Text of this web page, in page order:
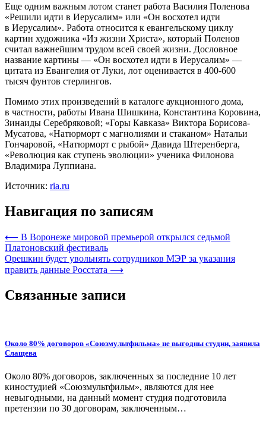
Еще одним важным лотом станет работа Василия Поленова
«Решили идти в Иерусалим» или «Он восхотел идти
в Иерусалим». Работа относится к евангельскому циклу
картин художника «Из жизни Христа», который Поленов
считал важнейшим трудом всей своей жизни. Дословное
название картины — «Он восхотел идти в Иерусалим» —
цитата из Евангелия от Луки, лот оценивается в 400-600
тысяч фунтов стерлингов.
Помимо этих произведений в каталоге аукционного дома,
в частности, работы Ивана Шишкина, Константина Коровина,
Зинаиды Серебряковой; «Горы Кавказа» Виктора Борисова-
Мусатова, «Натюрморт с магнолиями и стаканом» Натальи
Гончаровой, «Натюрморт с рыбой» Давида Штеренберга,
«Революция как ступень эволюции» ученика Филонова
Владимира Луппиана.
Источник: ria.ru
Навигация по записям
⟵ В Воронеже мировой премьерой открылся седьмой
Платоновский фестиваль
Орешкин будет увольнять сотрудников МЭР за указания
править данные Росстата ⟶
Связанные записи
Около 80% договоров «Союзмультфильма» не выгодны студии, заявила
Слащева
Около 80% договоров, заключенных за последние 10 лет
киностудией «Союзмультфильм», являются для нее
невыгодными, на данный момент студия подготовила
претензии по 30 договорам, заключенным…